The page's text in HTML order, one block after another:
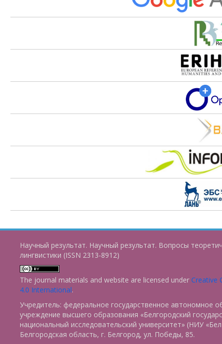
Научный результат. Научный результат. Вопросы
лингвистики (ISSN 2313-8912)
The journal materials and website are licensed under Creative
4.0 International.
Учредитель: федеральное государственное автономное
учреждение высшего образования «Белгородский
национальный исследовательский университет» (НИУ
Белгородская область, г. Белгород, ул. Победы, 85.